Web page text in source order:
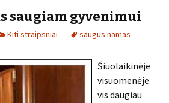
saugiam gyvenimui
Kiti straipsniai saugus namas
Šiuolaikinėje
visuomenėje
vis daugiau